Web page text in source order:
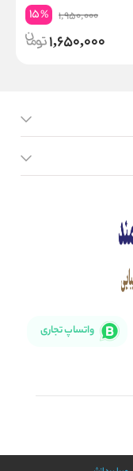
1,950,000
15%
1,650,000
واتساپ تجاری